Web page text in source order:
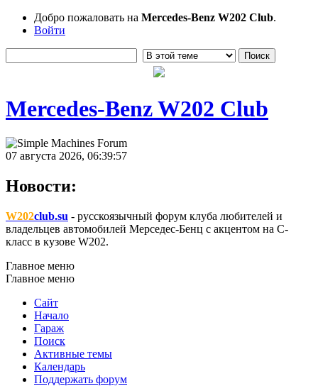
Добро пожаловать на Mercedes-Benz W202 Club.
Войти
Mercedes-Benz W202 Club
07 августа 2026, 06:39:57
Новости:
W202club.su - русскоязычный форум клуба любителей и
владельцев автомобилей Мерседес-Бенц с акцентом на C-
класс в кузове W202.
Главное меню
Главное меню
Сайт
Начало
Гараж
Поиск
Активные темы
Календарь
Поддержать форум